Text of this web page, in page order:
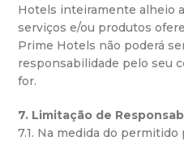
Hotels inteiramente alheio
serviços e/ou produtos
Prime Hotels não poderá
responsabilidade pelo seu
for.
7. Limitação de
7.1. Na medida do